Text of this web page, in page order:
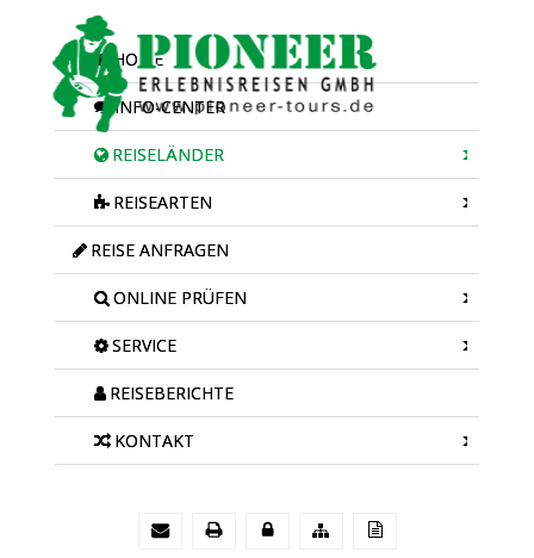
HOME
INFO-CENTER
REISELÄNDER
REISEARTEN
REISE ANFRAGEN
ONLINE PRÜFEN
SERVICE
REISEBERICHTE
KONTAKT